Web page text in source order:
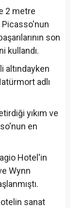
2 metre
son
kullandı.
altındayken
adlı
yıkım ve
en
Hotel'in
Wynn
otelin sanat